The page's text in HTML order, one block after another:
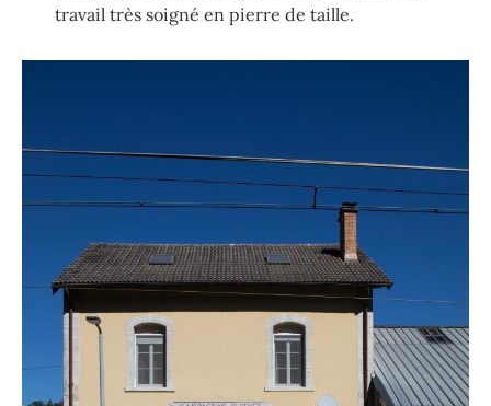
travail très soigné en pierre de taille.